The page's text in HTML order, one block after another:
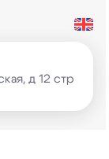
д 12 стр